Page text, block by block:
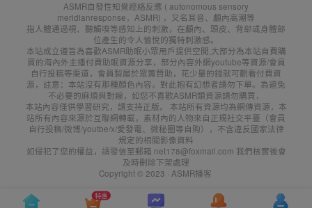
ASMR自發性知覺經絡反應 ( autonomous sensory
meridianresponse，ASMR) ，又名耳音、顱內高潮等
指人體通過視、聽觸嗅等感知上的刺激，在顱內、頭皮、背部或身體部
位產生的令人愉悅的獨特刺激感。
本站成立遵旨為喜歡ASMR助眠小眾用戶提供空間,大部分為本站自費購
買的海內外主播付費助眠資源分享，部分內容外網youtube等資源/會員
自行投稿等渠道，會員製屬於眾籌贊助，花少量的錢就可觀看付費資
源，註意：本站沒有那種顏色內容。對此抱有幻想者請勿下單。為避免
不必要的麻煩與對線，如您不喜歡ASMR類資源請勿購買，
本站內容僅供學習研究，請支持正版。 本站所有資源均為網傳資源，本
站所有內容來源於互聯網轉載，素材內的人物來自正規社交平臺（會員
自行投稿/微博/youtbe/x/愛發電、微秘圈等自购），不含違反國家法律
規定的相關影像資料
如侵犯了您的權益，請發信至郵箱 net178@foxmail.com 我們核實後會
及時刪除下架處理
Copyright © 2023 · ASMR播客
特惠